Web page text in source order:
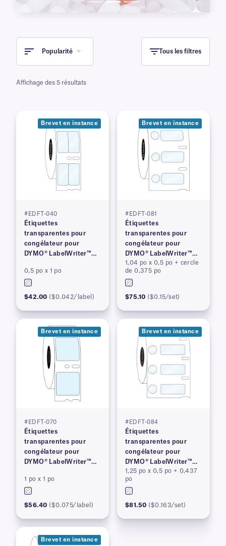
Popularité Tous les filtres
Affichage des 5 résultats
Brevet en instance
#EDFT-040
Étiquettes
transparentes pour
congélateur pour
DYMO® LabelWriter™
instance
0,5 po x 1 po
$42.00 ($0.042/label)
Brevet en instance
#EDFT-081
Étiquettes
transparentes pour
congélateur pour
DYMO® LabelWriter™
série 450, brevet en
instance
1,04 po x 0,5 po + cercle
de 0,375 po
$75.10 ($0.15/set)
Brevet en instance
#EDFT-070
Étiquettes
transparentes pour
congélateur pour
DYMO® LabelWriter™
instance
1 po x 1 po
$56.40 ($0.075/label)
Brevet en instance
#EDFT-084
Étiquettes
transparentes pour
congélateur pour
DYMO® LabelWriter™
série 450, brevet en
instance
1,25 po x 0,5 po + 0,437
po
$81.50 ($0.163/set)
Brevet en instance